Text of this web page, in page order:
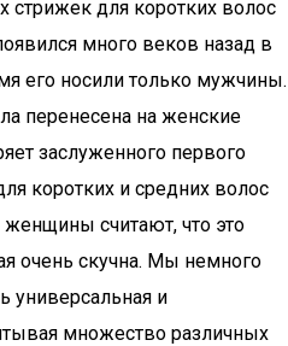
для коротких волос
много веков назад в
его носили только мужчины.
перенесена на женские
заслуженного первого
коротких и средних волос
считают, что это
очень скучна. Мы немного
универсальная и
множество различных